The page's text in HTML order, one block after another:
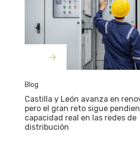
Blog
Castilla y León avanza en
pero el gran reto sigue
capacidad real en las redes de
distribución